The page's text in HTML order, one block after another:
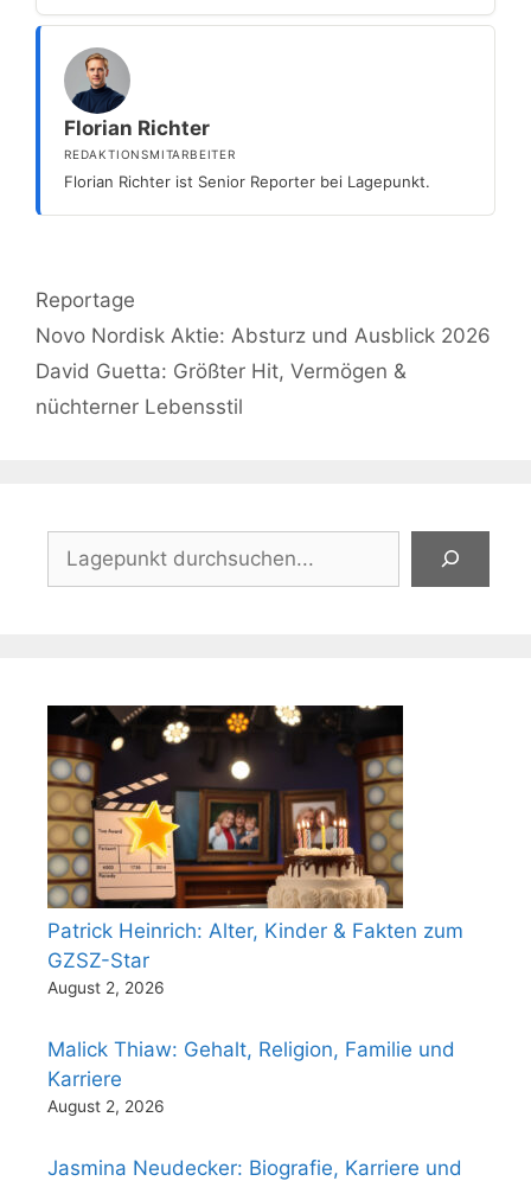
Florian Richter
REDAKTIONSMITARBEITER
Florian Richter ist Senior Reporter bei Lagepunkt.
Kategorien
Reportage
Novo Nordisk Aktie: Absturz und Ausblick 2026
David Guetta: Größter Hit, Vermögen &
nüchterner Lebensstil
Patrick Heinrich: Alter, Kinder & Fakten zum
GZSZ-Star
August 2, 2026
Malick Thiaw: Gehalt, Religion, Familie und
Karriere
August 2, 2026
Jasmina Neudecker: Biografie, Karriere und